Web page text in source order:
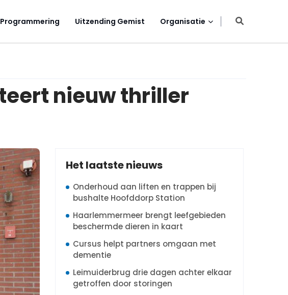
Programmering Uitzending Gemist Organisatie
nieuw thriller
Het laatste nieuws
Onderhoud aan liften en trappen bij
bushalte Hoofddorp Station
Haarlemmermeer brengt leefgebieden
beschermde dieren in kaart
Cursus helpt partners omgaan met
dementie
Leimuiderbrug drie dagen achter elkaar
getroffen door storingen